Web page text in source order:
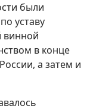
были
уставу
винной
в конце
а затем и